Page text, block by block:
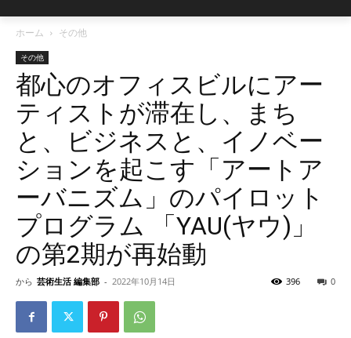
ホーム その他
その他
都心のオフィスビルにアー
ティストが滞在し、まち
と、ビジネスと、イノベー
ションを起こす「アートア
ーバニズム」のパイロット
プログラム 「YAU(ヤウ)」
の第2期が再始動
から 芸術生活 編集部 - 2022年10月14日 0
396